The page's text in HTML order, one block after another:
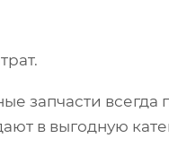
запчасти всегда
в выгодную